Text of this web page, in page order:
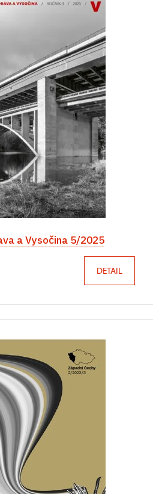
a Vysočina 5/2025
DETAIL